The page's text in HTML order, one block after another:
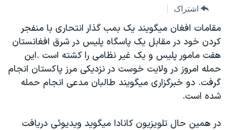
صفحه
جهش
جستجو
جهان
ورزشی
گزیده‌ها
ویژه برنامه‌ها
فرهنگ و زندگی
صفحه‌های ویژه
جام جهانی ۲۰۲۶
عملیات خشم حماسی
۲۵۰سالگی آمریکا
بایگانی برنامه‌های تلویزیونی
مستندها
فرکانس‌های صدای آمریکا
پخش رادیویی
یادگیری زبان انگلیسی
دنبال کنید
اشتراک
مقامات افغان ميگويند يک بمب گذار انتحاری با منفجر
کردن خود در مقابل يک پاسگاه پليس در شرق افغانستان
هفت مامور پليس و يک غير نظامی را کشته است .اين
حمله امروز در ولايت خوست در نزديکی مرز پاکستان انجام
گرفت. دو خبرگزاری ميگويند طالبان مدعی انجام حمله
شده است.
در همين حال تلويزيون کانادا ميگويد ويديوئی دريافت